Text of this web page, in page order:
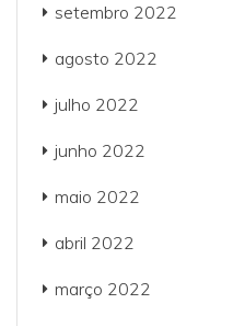
setembro 2022
agosto 2022
julho 2022
junho 2022
maio 2022
abril 2022
março 2022